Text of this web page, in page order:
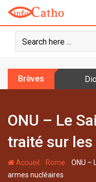
o
Brèves
ONU – Le
traité sur
Accueil - Rome -ONU –
armes nucléaires